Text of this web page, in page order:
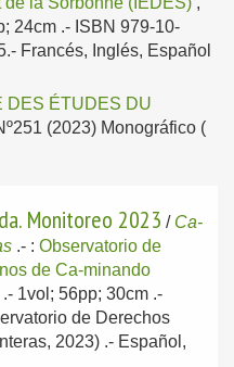
24cm .- ISBN 979-10-
Francés, Inglés, Español
DES ÉTUDES DU
(2023) Monográfico (
Monitoreo 2023 / Ca-
.- : Observatorio de
de Ca-minando
.- 1vol; 56pp; 30cm .-
de Derechos
2023) .- Español,